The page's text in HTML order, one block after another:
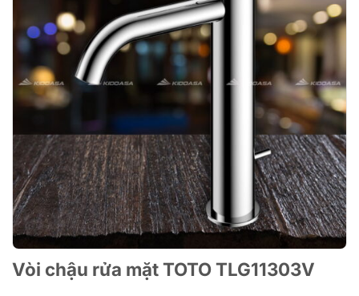
Vòi chậu rửa mặt TOTO TLG11303V